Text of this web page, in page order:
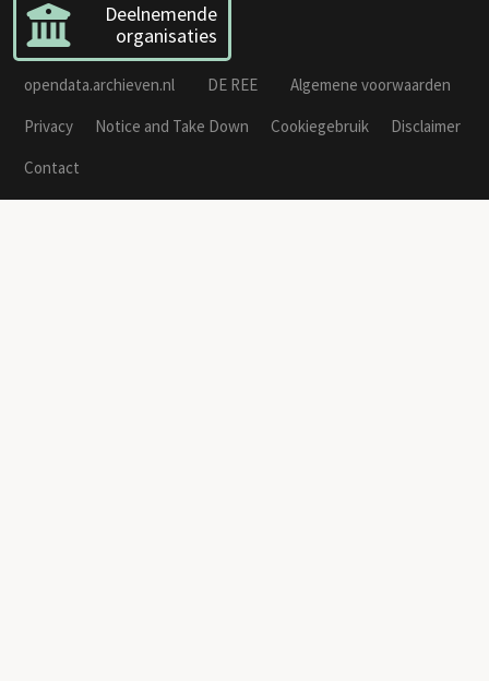
Deelnemende
organisaties
opendata.archieven.nl DE REE
Algemene voorwaarden
Privacy
Notice and Take Down Cookiegebruik
Disclaimer
Contact